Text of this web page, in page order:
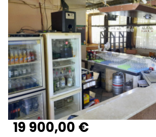
19 900,00 €